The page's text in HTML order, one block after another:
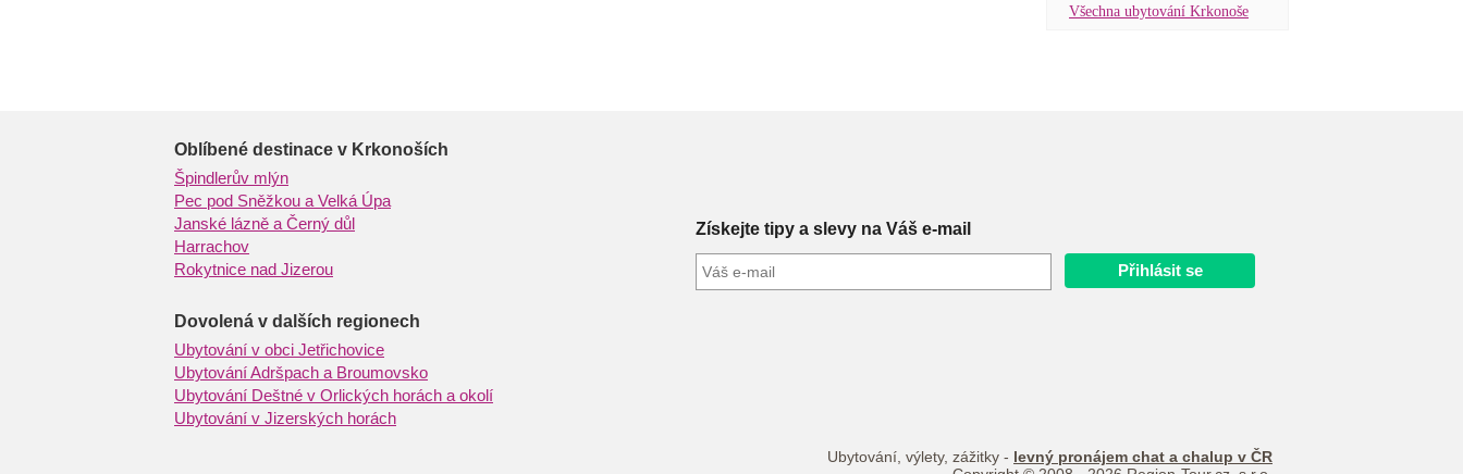
Všechna ubytování Krkonoše
Získejte tipy a slevy na Váš e-mail
Oblíbené destinace v Krkonoších
Špindlerův mlýn
Pec pod Sněžkou a Velká Úpa
Janské lázně a Černý důl
Harrachov
Rokytnice nad Jizerou
Dovolená v dalších regionech
Ubytování v obci Jetřichovice
Ubytování Adršpach a Broumovsko
Ubytování Deštné v Orlických horách a okolí
Ubytování v Jizerských horách
Ubytování, výlety, zážitky - levný pronájem chat a chalup v ČR